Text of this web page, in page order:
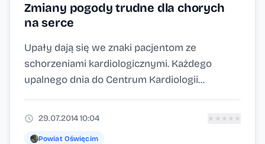
Zmiany pogody trudne dla chorych
na serce
Upały dają się we znaki pacjentom ze
schorzeniami kardiologicznymi. Każdego
upalnego dnia do Centrum Kardiologii...
29.07.2014 10:04 ★ ★ ★ ★ ★
Powiat Oświęcim